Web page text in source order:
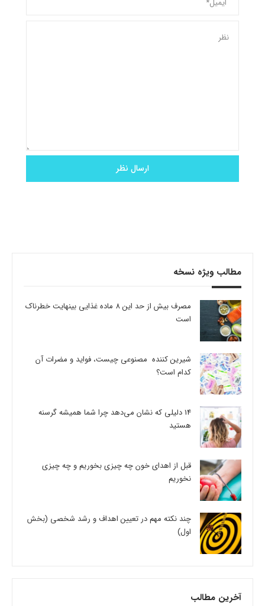
مطالب ویژه نسخه
مصرف بیش از حد این 8 ماده غذایی بینهایت خطرناک
است
شیرین کننده مصنوعی چیست، فواید و مضرات آن
کدام است؟
14 دلیلی که نشان می‌دهد چرا شما همیشه گرسنه
هستید
قبل از اهدای خون چه چیزی بخوریم و چه چیزی
نخوریم
چند نکته مهم در تعیین اهداف و رشد شخصی (بخش
اول)
آخرین مطالب